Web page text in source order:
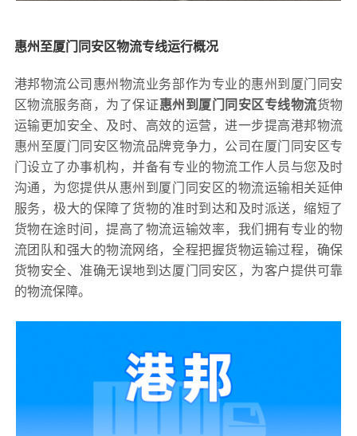
惠州至厦门同安区物流专线运行概况
港邦物流公司惠州物流业务部作为专业的惠州到厦门同安
区物流服务商，为了保证惠州到厦门同安区专线物流货物
运输更加安全、及时、高效的运营，进一步提高港邦物流
惠州至厦门同安区物流品牌竞争力，公司在厦门同安区专
门设立了办事机构，并备有专业的物流工作人员与您及时
沟通，为您提供从惠州到厦门同安区的物流运输相关延伸
服务，极大的保障了货物的准时到达和及时派送，缩短了
货物在途时间，提高了物流运输效率，我们拥有专业的物
流团队和强大的物流网络，全程把握货物运输过程，确保
货物安全、准确无误地到达厦门同安区，为客户提供可靠
的物流保障。